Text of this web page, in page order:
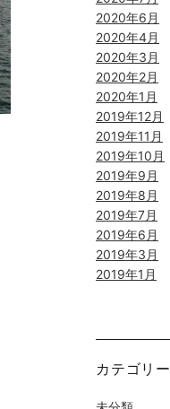
2020年6月
2020年4月
2020年3月
2020年2月
2020年1月
2019年12月
2019年11月
2019年10月
2019年9月
2019年8月
2019年7月
2019年6月
2019年3月
2019年1月
カテゴリー